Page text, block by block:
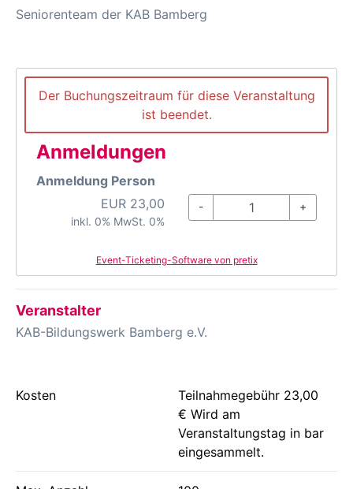
Seniorenteam der KAB Bamberg
Der Buchungszeitraum für diese Veranstaltung
ist beendet.
Anmeldungen
Anmeldung Person
EUR 23,00
inkl. 0% MwSt. 0%
- +
Event-Ticketing-Software von pretix
Veranstalter
KAB-Bildungswerk Bamberg e.V.
Kosten
Teilnahmegebühr 23,00
€ Wird am
Veranstaltungstag in bar
eingesammelt.